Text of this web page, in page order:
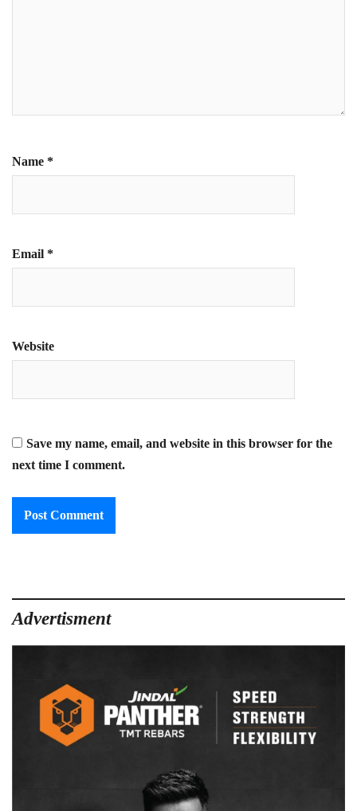
Name *
Email *
Website
Save my name, email, and website in this browser for the
next time I comment.
Advertisment